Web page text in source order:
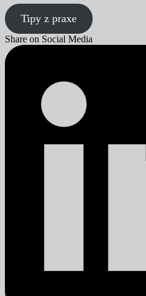
Tipy z praxe
Share on Social Media